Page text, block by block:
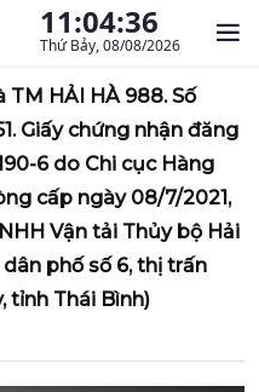
11:04:37
Thứ Bảy, 08/08/2026
TM HẢI HÀ 988. Số
Giấy chứng nhận đăng
6 do Chi cục Hàng
cấp ngày 08/7/2021,
Vận tải Thủy bộ Hải
dân phố số 6, thị trấn
tỉnh Thái Bình)